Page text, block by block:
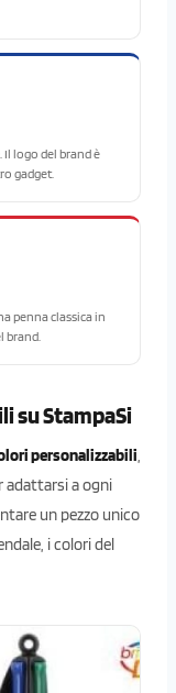
logo del brand è
gadget.
penna classica in
brand.
su StampaSi
personalizzabili,
adattarsi a ogni
un pezzo unico
i colori del